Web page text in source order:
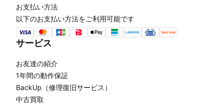
お支払い方法
以下のお支払い方法をご利用可能です
サービス
お友達の紹介
1年間の動作保証
BackUp（修理復旧サービス）
中古買取